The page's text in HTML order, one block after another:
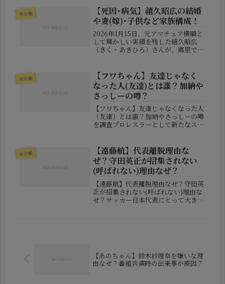
動画として撮影・投稿していたという
出来事。動画の中では、小学生と見...
未分類
【死因･病気】禧久昭広の結婚
や妻(嫁)･子供など家族構成！
2026年1月15日、元アマチュア横綱と
して輝かしい実績を残した禧久昭広
（きく・あきひろ）さんが、郷里であ
が報道されており、相撲関係者や教え
子たちからの追悼の声が相次いで...
未分類
【フワちゃん】友達じゃなく
なった人(友達)とは誰？加納や
さっしーの噂？
【フワちゃん】友達じゃなくなった人
（友達）とは誰？加納やさっしーの噂
を調査プロレスラーとして新たなスタ
大きな反響を呼んでいます。2026年7
月17日配信の「ダマってられな...
未分類
【遠藤航】代表離脱理由な
ぜ？守田英正が招集されない
(呼ばれない)理由なぜ？
【遠藤航】代表離脱理由なぜ？守田英
正が招集されない(呼ばれない)理由な
ぜ？サッカー日本代表にとって大きな
【あのちゃん】鈴木紗理奈を嫌いな理
由なぜ？番組共演時の出来事が原因？